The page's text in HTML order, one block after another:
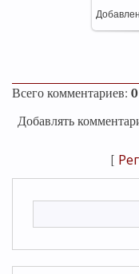
Всего комментариев: 0
Добавлять
[